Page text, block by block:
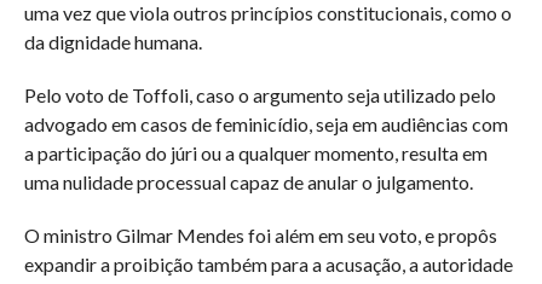
uma vez que viola outros princípios constitucionais, como o
da dignidade humana.
Pelo voto de Toffoli, caso o argumento seja utilizado pelo
advogado em casos de feminicídio, seja em audiências com
a participação do júri ou a qualquer momento, resulta em
uma nulidade processual capaz de anular o julgamento.
O ministro Gilmar Mendes foi além em seu voto, e propôs
expandir a proibição também para a acusação, a autoridade